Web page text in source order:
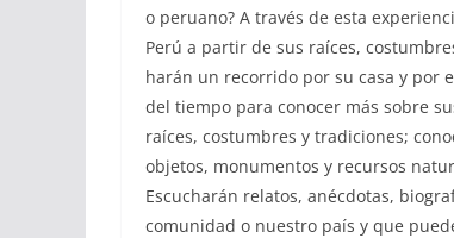
o peruano? A través de esta
Perú a partir de sus raíces,
harán un recorrido por su casa y por
del tiempo para conocer más sobre
raíces, costumbres y tradiciones;
objetos, monumentos y recursos
Escucharán relatos, anécdotas,
comunidad o nuestro país y que